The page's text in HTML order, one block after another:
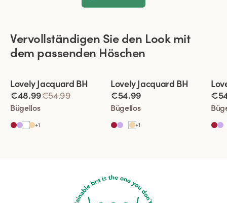
Vervollständigen Sie den Look mit
dem passenden Höschen
Viewing image 1 of 4
Lovely Jacquard BH
€48.99€54.99
Bügellos
+1
Viewing image 1 of 4
Lovely Jacquard BH
€54.99
Bügellos
+1